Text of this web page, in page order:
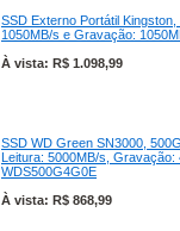
SSD Externo Portátil
1050MB/s e Gravação:
À vista: R$ 1.098,99
SSD WD Green SN3000,
Leitura: 5000MB/s, Gravação:
WDS500G4G0E
À vista: R$ 868,99